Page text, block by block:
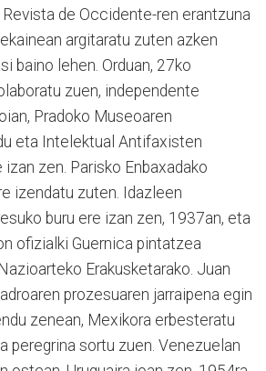
de Occidente-ren erantzuna
argitaratu zuten azken
baino lehen. Orduan, 27ko
zuen, independente
Pradoko Museoaren
eta Intelektual Antifaxisten
zen. Parisko Enbaxadako
izendatu zuten. Idazleen
buru ere izan zen, 1937an, eta
ofizialki Guernica pintatzea
Erakusketarako. Juan
prozesuaren jarraipena egin
zenean, Mexikora erbesteratu
peregrina sortu zuen. Venezuelan